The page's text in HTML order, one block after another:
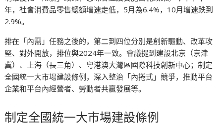
年，社會消費品零售總額增速走低，5月為6.4%，10月增速跌到
2.9%。
排在「內需」任務之後的，第二到四位分別是創新驅動、改革攻
堅、對外開放，排位與2024年一致。會議提到建設北京（京津
冀）、上海（長三角）、粵港澳大灣區國際科技創新中心；制定
全國統一大市場建設條例，深入整治「內捲式」競爭，推動平台
企業和平台內經營者、勞動者共贏發展等。
制定全國統一大市場建設條例